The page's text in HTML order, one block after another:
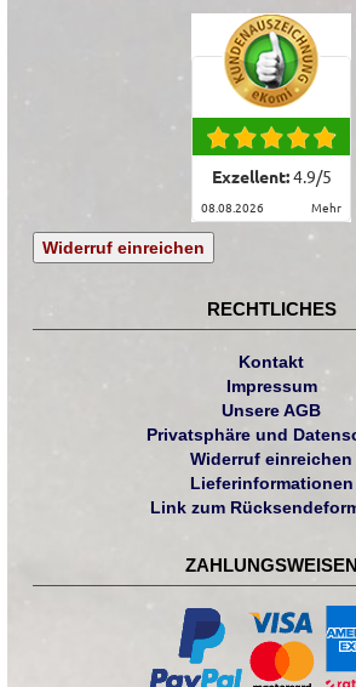
Exzellent:4.9/5
08.08.2026 mehr
Widerruf einreichen
RECHTLICHES
Kontakt
Impressum
Unsere AGB
Privatsphäre und
Widerruf einreichen
Lieferinformationen
Link zum
ZAHLUNGSWEISEN